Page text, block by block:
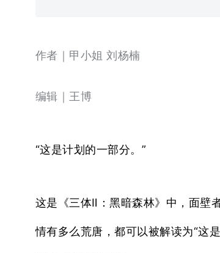
作者｜甲小姐 刘杨楠
编辑｜王博
“这是计划的一部分。”
这是《三体Ⅱ：黑暗森林》中，面壁
情有多么荒唐，都可以被解读为“这